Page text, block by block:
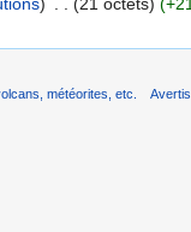
météorites, etc.